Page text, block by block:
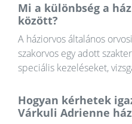
Mi a különbség a
között?
A háziorvos általános
szakorvos egy adott
speciális kezeléseket,
Hogyan kérhetek
Várkuli Adrienne